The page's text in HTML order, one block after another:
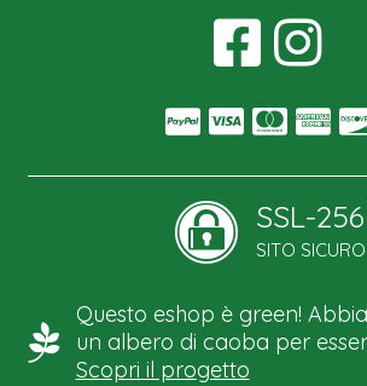
SSL-256
SITO SICURO
Questo eshop è green!
un albero di caoba per
Scopri il progetto